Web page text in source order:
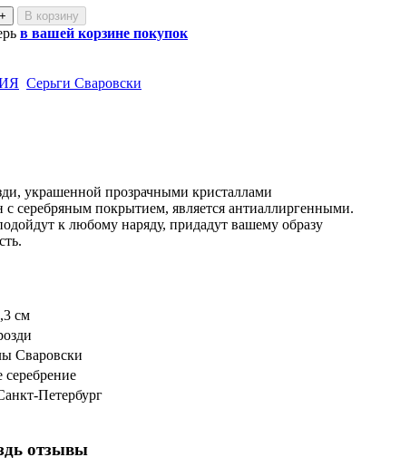
+
в вашей корзине покупок
Серьги Сваровски
украшенной прозрачными кристаллами
серебряным покрытием, является антиаллиргенными.
к любому наряду, придадут вашему образу
см
Сваровски
серебрение
Петербург
отзывы